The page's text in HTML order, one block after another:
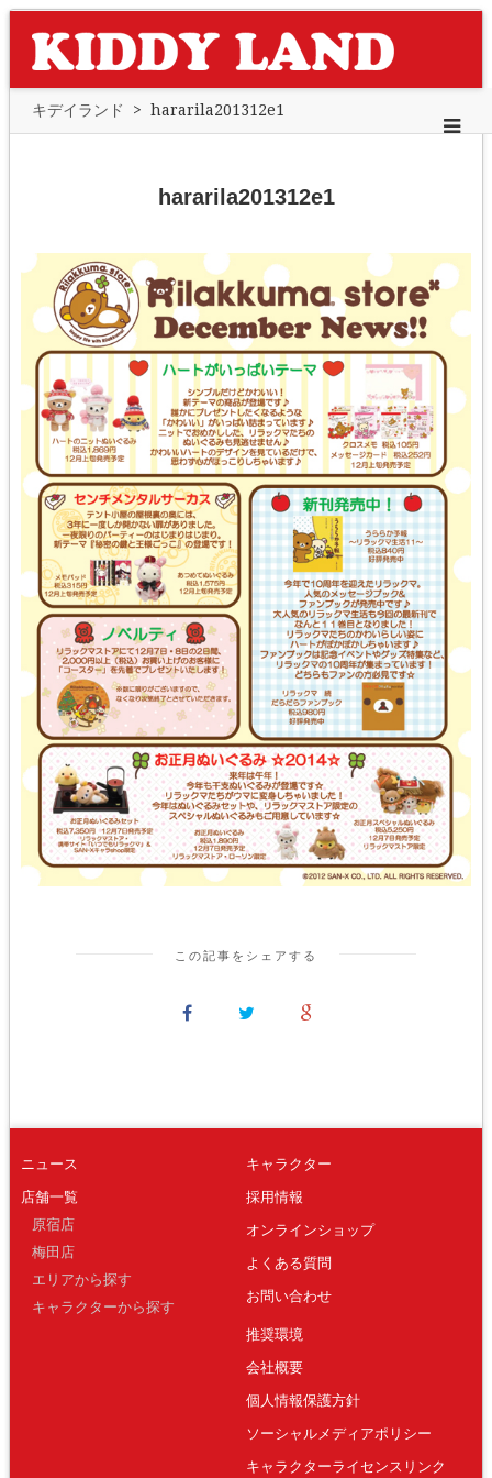
キデイランド > hararila201312e1
hararila201312e1
この記事をシェアする
ニュース
店舗一覧
原宿店
梅田店
エリアから探す
キャラクターから探す
キャラクター
採用情報
オンラインショップ
よくある質問
お問い合わせ
推奨環境
会社概要
個人情報保護方針
ソーシャルメディアポリシー
キャラクターライセンスリンク